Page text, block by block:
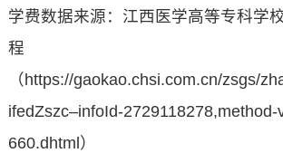
学费数据来源：江西医学高等专科学
程
（https://gaokao.chsi.com.cn/zsgs/
ifedZszc–infoId-2729118278,method-
660.dhtml）